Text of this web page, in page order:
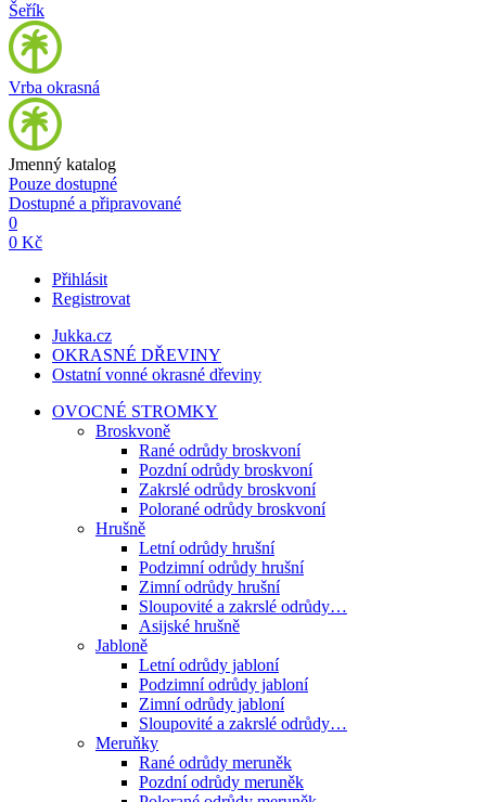
Šeřík
Vrba okrasná
Jmenný katalog
Pouze dostupné
Dostupné a připravované
0
0 Kč
Přihlásit
Registrovat
Jukka.cz
OKRASNÉ DŘEVINY
Ostatní vonné okrasné dřeviny
OVOCNÉ STROMKY
Broskvoně
Rané odrůdy broskvoní
Pozdní odrůdy broskvoní
Zakrslé odrůdy broskvoní
Polorané odrůdy broskvoní
Hrušně
Letní odrůdy hrušní
Podzimní odrůdy hrušní
Zimní odrůdy hrušní
Sloupovité a zakrslé odrůdy…
Asijské hrušně
Jabloně
Letní odrůdy jabloní
Podzimní odrůdy jabloní
Zimní odrůdy jabloní
Sloupovité a zakrslé odrůdy…
Meruňky
Rané odrůdy meruněk
Pozdní odrůdy meruněk